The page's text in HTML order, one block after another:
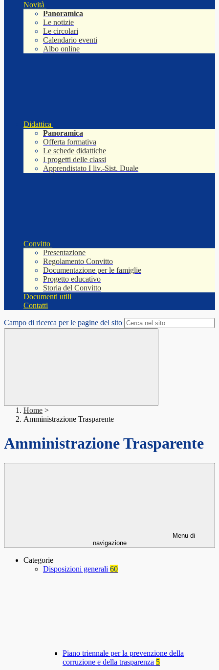
Novità
Panoramica
Le notizie
Le circolari
Calendario eventi
Albo online
Didattica
Panoramica
Offerta formativa
Le schede didattiche
I progetti delle classi
Apprendistato I liv.-Sist. Duale
Convitto
Presentazione
Regolamento Convitto
Documentazione per le famiglie
Progetto educativo
Storia del Convitto
Documenti utili
Contatti
Campo di ricerca per le pagine del sito
Home >
Amministrazione Trasparente
Amministrazione Trasparente
Menu di
navigazione
Categorie
Disposizioni generali 60
Piano triennale per la prevenzione della
corruzione e della trasparenza 5